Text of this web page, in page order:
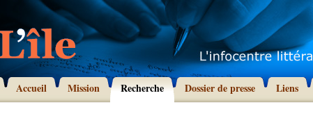
Accueil Mission Recherche Dossier de presse Liens